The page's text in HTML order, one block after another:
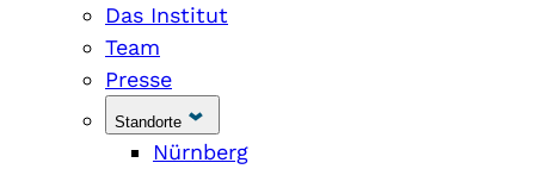
Das Institut
Team
Presse
Standorte
Nürnberg